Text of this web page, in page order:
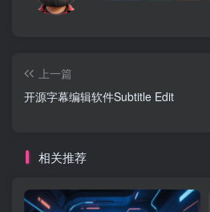
上一篇
开源字幕编辑软件Subtitle Edit
相关推荐